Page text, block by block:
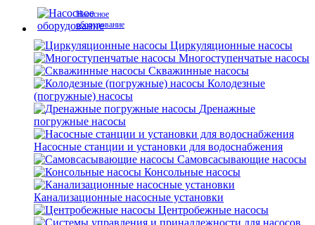
Насосное
оборудование
Циркуляционные насосы
Многоступенчатые насосы
Скважинные насосы
Колодезные
(погружные) насосы
Дренажные
погружные насосы
Насосные станции и установки для водоснабжения
Самовсасывающие насосы
Консольные насосы
Канализационные насосные установки
Центробежные насосы